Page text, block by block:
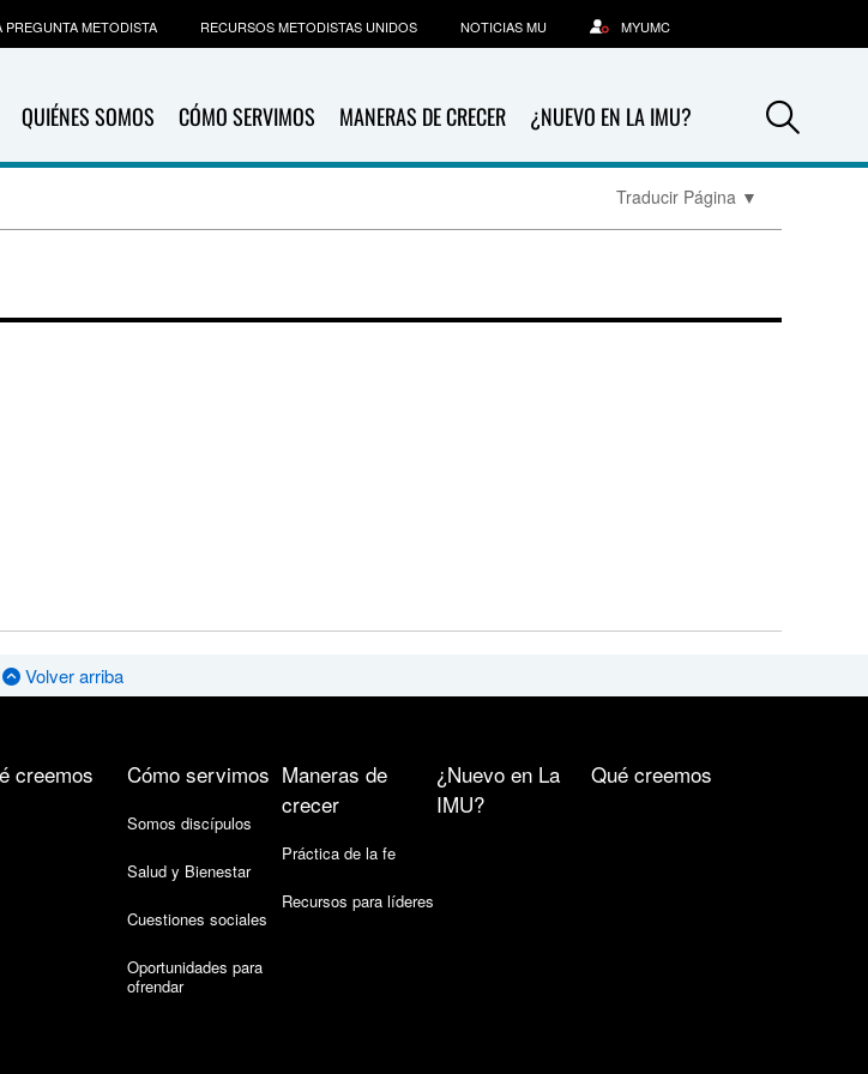
QUIÉNES SOMOS CÓMO SERVIMOS MANERAS DE CRECER ¿NUEVO EN LA IMU?
PREGUNTA METODISTA RECURSOS METODISTAS UNIDOS NOTICIAS MU MYUMC
Traducir Página ▼
Volver arriba
creemos Cómo servimos
Somos discípulos
Salud y Bienestar
Cuestiones sociales
Oportunidades para
ofrendar
Maneras de
crecer
Práctica de la fe
Recursos para líderes
¿Nuevo en La
IMU?
Qué creemos